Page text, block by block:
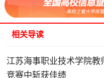
相关导读
江苏海事职业技术学院
竞赛中斩获佳绩